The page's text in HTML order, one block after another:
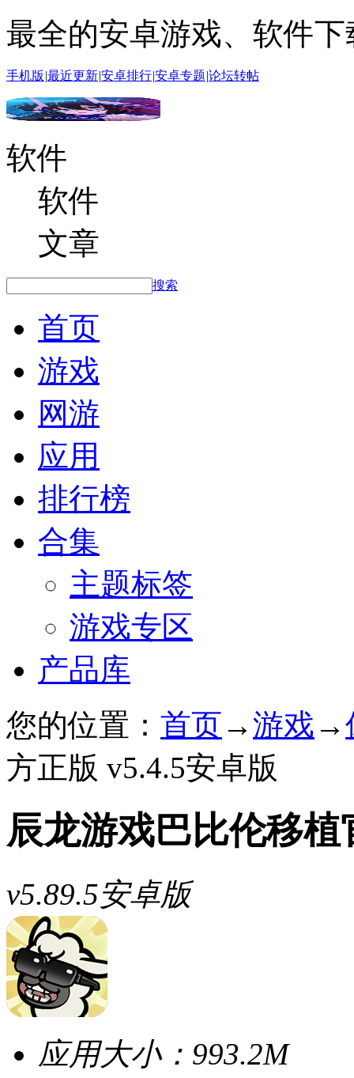
最全的安卓游戏、软件下
手机版 |最近更新|安卓排行|安卓专题|论坛转帖
软件
软件
文章
搜索
首页
游戏
网游
应用
排行榜
合集
主题标签
游戏专区
产品库
您的位置： 首页 →游戏 →
方正版 v5.4.5安卓版
辰龙游戏巴比伦移植
v5.89.5安卓版
应用大小： 993.2M